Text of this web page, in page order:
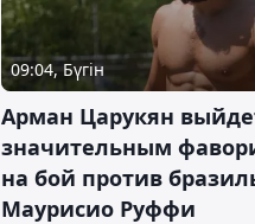
09:04, Бүгін
Арман Царукян
значительным
на бой против
Маурисио Руффи